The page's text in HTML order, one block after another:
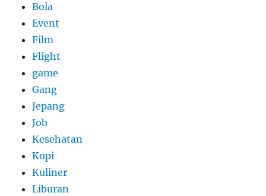
Bola
Event
Film
Flight
game
Gang
Jepang
Job
Kesehatan
Kopi
Kuliner
Liburan